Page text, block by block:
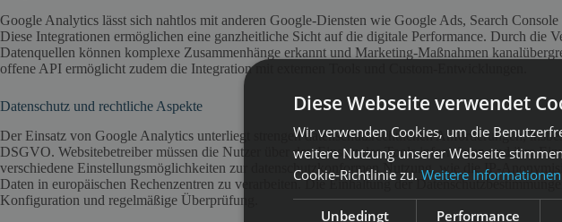
Google Analytics lässt sich nahtlos mit anderen Google-Diensten wie Google Ads, Search
Diese Integrationen ermöglichen eine ganzheitliche Sicht auf die digitale Performance. Durch die
Datenquellen können komplexe Zusammenhänge erkannt und Marketing-Maßnahmen
offene API ermöglicht zudem die Integration mit externen Tools und Custom-Entwicklungen.
Datenschutz und rechtliche Aspekte
Der Einsatz von Google Analytics unterliegt strengen datenschutzrechtlichen Anforderungen,
DSGVO. Websitebetreiber müssen die Nutzer über den Einsatz des Tools informieren und ihre
verschiedene Einstellungsmöglichkeiten zur datenschutzkonformen Nutzung, wie die IP-
Daten in europäischen Rechenzentren zu verarbeiten. Die Einhaltung der
Konfiguration und regelmäßige Überprüfung.
Diese Webseite verwendet
Wir verwenden Cookies, um die
weitere Nutzung unserer Webseite
Cookie-Richtlinie zu. Weitere Informationen
Unbedingt
Performance